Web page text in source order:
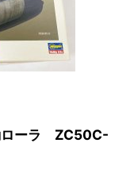
ーラ ZC50C-